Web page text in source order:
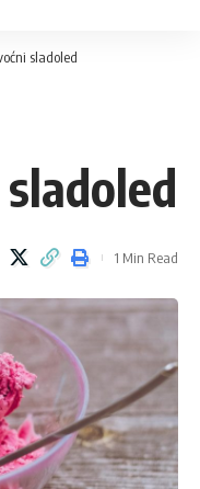
sladoled
1 Min Read